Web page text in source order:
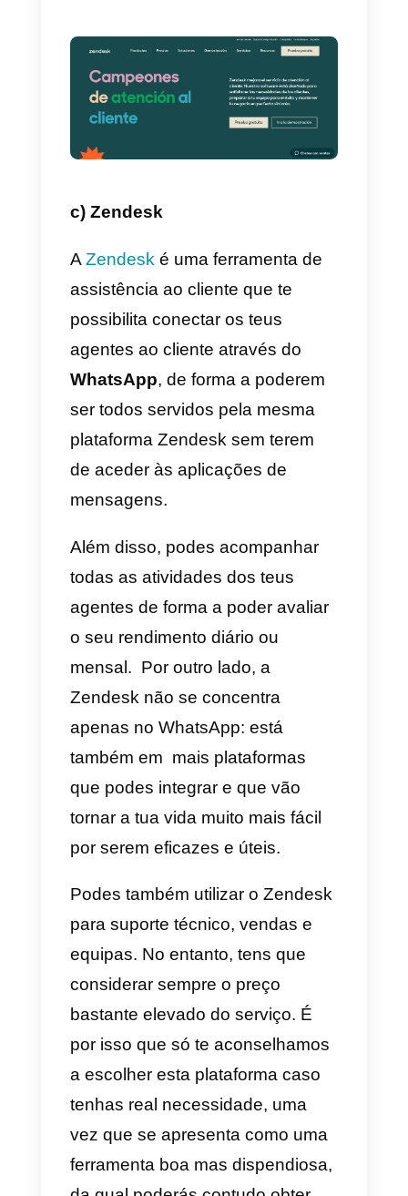
concentra no WhatsApp,
Instagram e Messenger para
oferecer soluções para o serviço
canais, entre os quais o
mais importante. Isto possibilita
conectar vários agentes a um
único número WhatsApp, sendo
então capaz de servir todos os
clientes a partir de um único
Por outro lado, oferece a
bots para automatizar os
processos no interior dos
diversos canais de serviço
autorizados. A automatização
foca-se geralmente no uso de
bots e este é habitualmente o
ponto forte da plataforma, a par
da sua proposta de
automatização da comunicação,
que não aconselhamos por
sabermos que os clientes
a apreciar muito mais um
tratamento humano. É uma
ferramenta algo complicada de
usar inicialmente mas, com a
prática, torna-se muito mais
simples.